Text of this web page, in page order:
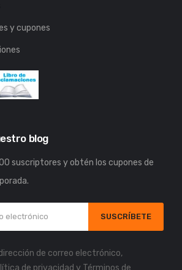
y cupones
blog
suscriptores y obtén los cupones de
SUSCRÍBETE
de correo electrónico,
de privacidad y Términos de